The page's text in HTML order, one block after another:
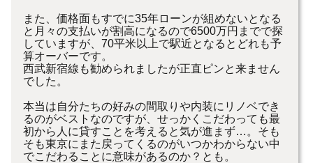
また、価格面もすでに35年ローンが組めないとなる
と月々の支払いが割高になるので6500万円までで探
していますが、70平米以上で駅近となるとどれも予
算オーバーです。
西武新宿線も勧められましたが正直ピンと来ません
でした。
本当は自分たちの好みの間取りや内装にリノベでき
るのがベストなのですが、せっかくこだわっても最
初から人に貸すことを考えると気が進まず…。そも
そも東京にまた戻ってくるのがいつかわからない中
でこだわることに意味があるのか？とも。